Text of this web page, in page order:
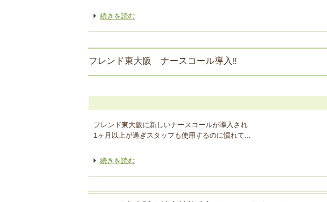
続きを読む
フレンド東大阪 ナースコール導入‼
フレンド東大阪に新しいナースコールが導入され
1ヶ月以上が過ぎスタッフも使用するのに慣れて...
続きを読む